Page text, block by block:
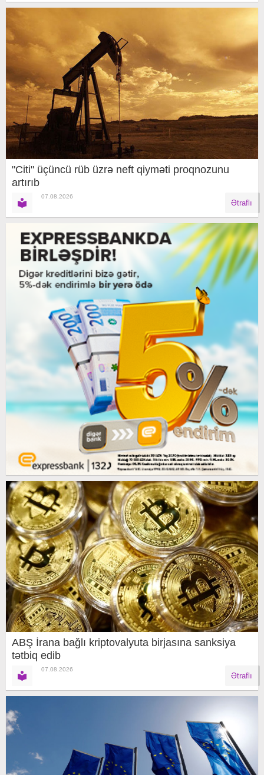
"Citi" üçüncü rüb üzrə neft qiyməti proqnozunu
artırıb
07.08.2026
Ətraflı
ABŞ İrana bağlı kriptovalyuta birjasına sanksiya
tətbiq edib
07.08.2026
Ətraflı